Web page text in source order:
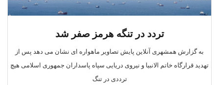
تردد در تنگه هرمز صفر شد
به گزارش همشهری آنلاین پایش تصاویر ماهواره ای نشان می دهد پس از
تهدید قرارگاه خاتم الانبیا و نیروی دریایی سپاه پاسداران جمهوری اسلامی هیچ
ترددی در تنگ